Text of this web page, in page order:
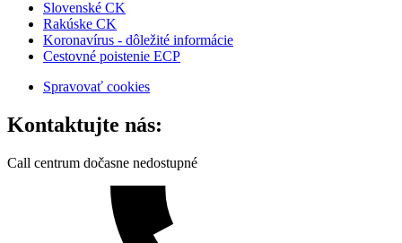
Slovenské CK
Rakúske CK
Koronavírus - dôležité informácie
Cestovné poistenie ECP
Spravovať cookies
Kontaktujte nás:
Call centrum dočasne nedostupné